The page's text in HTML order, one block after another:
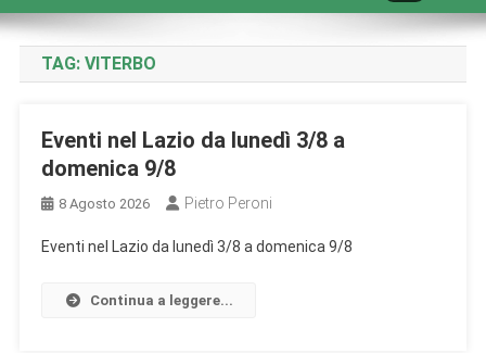
TAG: VITERBO
Eventi nel Lazio da lunedì 3/8 a
domenica 9/8
8 Agosto 2026 Pietro Peroni
Eventi nel Lazio da lunedì 3/8 a domenica 9/8
Continua a leggere...